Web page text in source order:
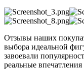
Отзывы наших
выбора идеальной
завоевали
реальные